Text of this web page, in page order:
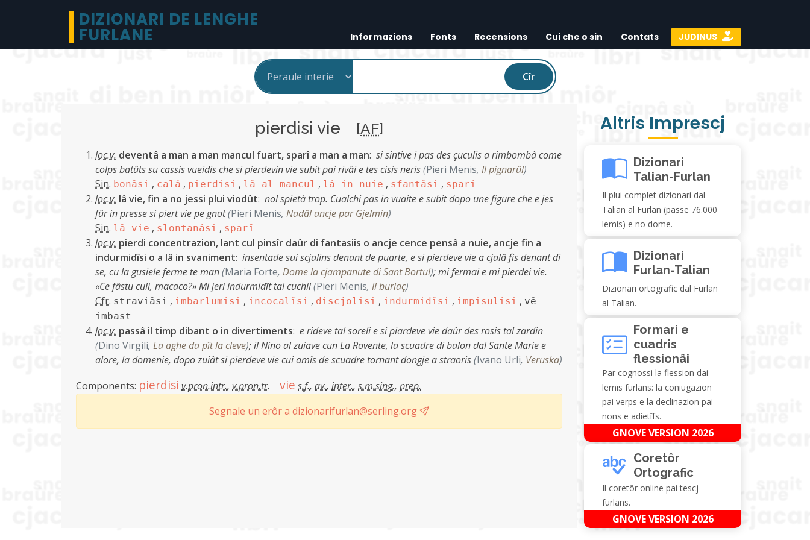
DIZIONARI DE LENGHE
FURLANE Informazions Fonts Recensions Cui che o sin Contats JUDINUS
Cîr
pierdisi vie [AF]
loc.v. deventâ a man a man mancul fuart, sparî a man a man: si sintive i pas des çuculis a rimbombâ come
colps batûts su cassis vueidis che si pierdevin vie subit pai rivâi e tes cisis neris(Pieri Menis, Il pignarûl)
Sin. bonâsi , calâ , pierdisi , lâ al mancul , lâ in nuie , sfantâsi , sparî
loc.v. lâ vie, fin a no jessi plui viodût: nol spietà trop. Cualchi pas in vuaite e subit dopo une figure che e jes
fûr in presse si piert vie pe gnot(Pieri Menis, Nadâl ancje par Gjelmin)
Sin. lâ vie , slontanâsi , sparî
loc.v. pierdi concentrazion, lant cul pinsîr daûr di fantasiis o ancje cence pensâ a nuie, ancje fin a
indurmidîsi o a lâ in svaniment: insentade sui scjalins denant de puarte, e si pierdeve vie a cjalâ fis denant di
se, cu la gusiele ferme te man(Maria Forte, Dome la cjampanute di Sant Bortul);mi fermai e mi pierdei vie.
«Ce fâstu culì, macaco?» Mi jeri indurmidît tal cuchil(Pieri Menis, Il burlaç)
Cfr. straviâsi , imbarlumîsi , incocalîsi , discjolisi , indurmidîsi , impisulîsi , vê
imbast
loc.v. passâ il timp dibant o in divertiments: e rideve tal soreli e si piardeve vie daûr des rosis tal zardin
(Dino Virgili, La aghe da pît la cleve);il Nino al zuiave cun La Rovente, la scuadre di balon dal Sante Marie e
alore, la domenie, dopo zuiât si pierdeve vie cui amîs de scuadre tornant dongje a straoris(Ivano Urli, Veruska)
Components: pierdisi v.pron.intr., v.pron.tr. vie s.f., av., inter., s.m.sing., prep.
Segnale un erôr a dizionarifurlan@serling.org
Altris Imprescj
Dizionari
Talian-Furlan
Il plui complet dizionari dal
Talian al Furlan (passe 76.000
lemis) e no dome.
Dizionari
Furlan-Talian
Dizionari ortografic dal Furlan
al Talian.
Formari e
cuadris
flessionâi
Par cognossi la flession dai
lemis furlans: la coniugazion
pai verps e la declinazion pai
nons e adietîfs.
GNOVE VERSION 2026
Coretôr
Ortografic
Il coretôr online pai tescj
furlans.
GNOVE VERSION 2026